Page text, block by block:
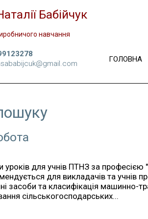
Бабійчук
навчання
ГОЛОВНА
уроків для учнів ПТНЗ за професією
для викладачів та учнів
засоби та класифікація машинно-
сільськогосподарських...